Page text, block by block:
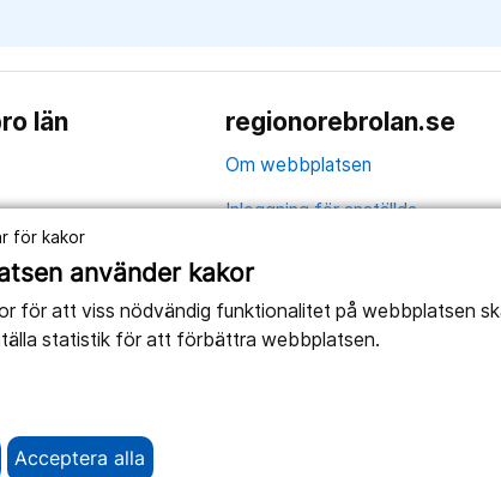
för kakor
använder kakor
för att viss nödvändig funktionalitet på webbplatsen
statistik för att förbättra webbplatsen.
Acceptera alla
län
vi ett bättre liv
regionorebrolan.se
Om webbplatsen
Inloggning för anställda
Webbplatsens tillgänglighet